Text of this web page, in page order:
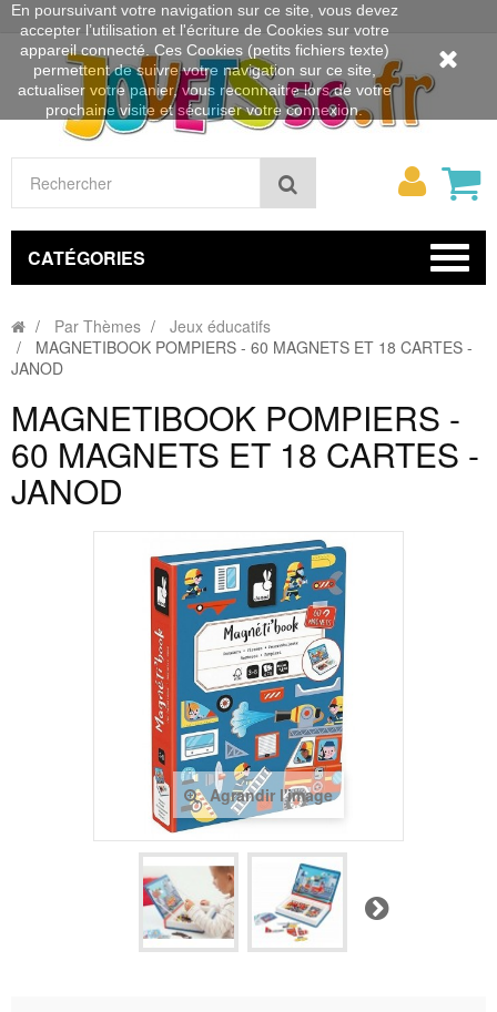
Rechercher
Mon
CATÉGORIES
Par Thèmes
Jeux éducatifs
MAGNETIBOOK POMPIERS - 60 MAGNETS ET 18 CARTES -
JANOD
MAGNETIBOOK POMPIERS -
60 MAGNETS ET 18 CARTES -
JANOD
Agrandir l'image
Suivant
En poursuivant votre navigation sur ce site, vous devez
accepter l’utilisation et l'écriture de Cookies sur votre
appareil connecté. Ces Cookies (petits fichiers texte)
permettent de suivre votre navigation sur ce site,
actualiser votre panier, vous reconnaitre lors de votre
prochaine visite et sécuriser votre connexion.